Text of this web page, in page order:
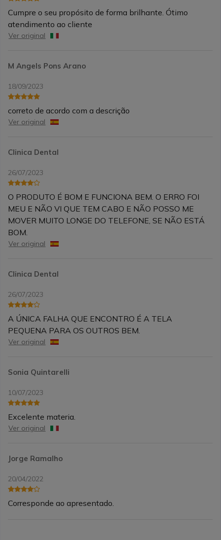
Cumpre o seu propósito de forma brilhante. Ótimo
atendimento ao cliente
Ver original
M Angels Pons Arano
18/09/2023
correto de acordo com a descrição
Ver original
Clinica Dental
26/07/2023
O PRODUTO É BOM E FUNCIONA BEM. O ERRO FOI
MEU E NÃO VI QUE TEM CABO E NÃO POSSO ME
MOVER MUITO LONGE DO TELEFONE, SE NÃO ESTÁ
BOM.
Ver original
Clinica Dental
26/07/2023
A ÚNICA FALHA QUE ENCONTRO É A TELA
PEQUENA PARA OS OUTROS BEM.
Ver original
Sonia Quintarelli
10/07/2023
Excelente materia.
Ver original
Jorge Ramalho
20/04/2022
Corresponde ao apresentado.